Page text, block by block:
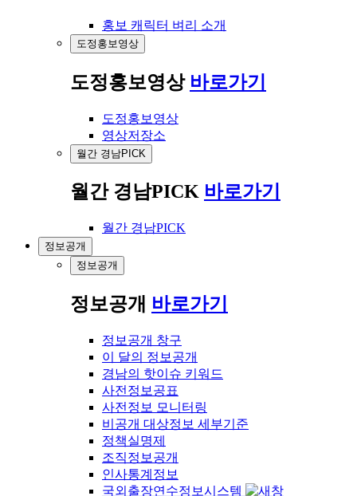
홍보 캐릭터 벼리 소개
도정홍보영상
도정홍보영상 바로가기
도정홍보영상
영상저장소
월간 경남PICK
월간 경남PICK 바로가기
월간 경남PICK
정보공개
정보공개
정보공개 바로가기
정보공개 창구
이 달의 정보공개
경남의 핫이슈 키워드
사전정보공표
사전정보 모니터링
비공개 대상정보 세부기준
정책실명제
조직정보공개
인사통계정보
국외출장연수정보시스템